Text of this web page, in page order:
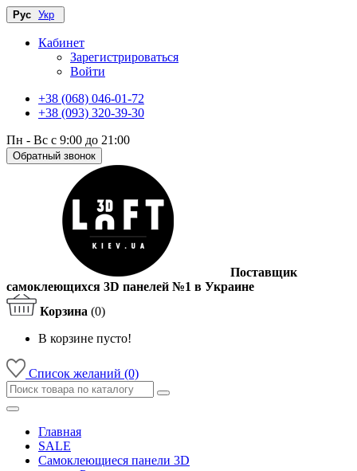
Рус Укр
Кабинет
Зарегистрироваться
Войти
+38 (068) 046-01-72
+38 (093) 320-39-30
Пн - Вс с 9:00 до 21:00
Обратный звонок
Поставщик
самоклеющихся 3D панелей №1 в Украине
Корзина (0)
В корзине пусто!
Список желаний (0)
Главная
SALE
Самоклеющиеся панели 3D